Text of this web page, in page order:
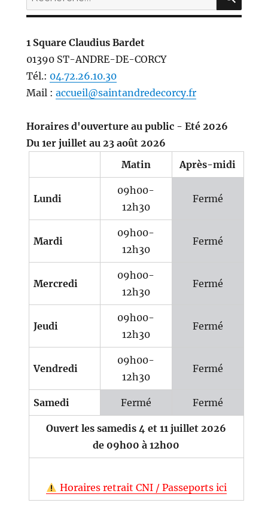
pour :
1 Square Claudius Bardet
01390 ST-ANDRE-DE-CORCY
Tél.: 04.72.26.10.30
Mail : accueil@saintandredecorcy.fr
Horaires d'ouverture au public - Eté 2026
Du 1er juillet au 23 août 2026
Matin
Après-midi
Lundi
09h00-
12h30
Fermé
Mardi
09h00-
12h30
Fermé
Mercredi
09h00-
12h30
Fermé
Jeudi
09h00-
12h30
Fermé
Vendredi
09h00-
12h30
Fermé
Samedi Fermé Fermé
Ouvert les samedis 4 et 11 juillet 2026
de 09h00 à 12h00
Horaires retrait CNI / Passeports ici